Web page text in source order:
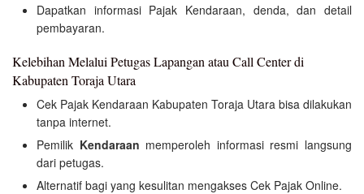
Dapatkan informasi Pajak Kendaraan, denda, dan detail
pembayaran.
Kelebihan Melalui Petugas Lapangan atau Call Center di
Kabupaten Toraja Utara
Cek Pajak Kendaraan Kabupaten Toraja Utara bisa dilakukan
tanpa internet.
Pemilik Kendaraan memperoleh informasi resmi langsung
dari petugas.
Alternatif bagi yang kesulitan mengakses Cek Pajak Online.